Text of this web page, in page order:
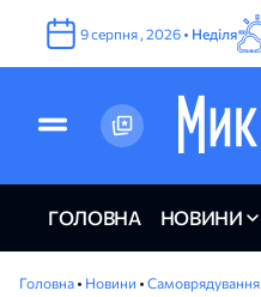
9серпня , 2026 • Неділя
ГОЛОВНА НОВИНИ
Головна • Новини • Самоврядування